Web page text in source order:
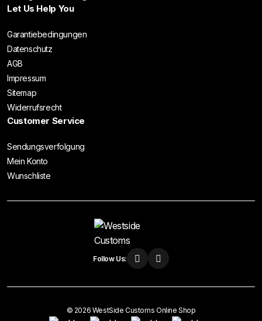
Let Us Help You
Garantiebedingungen
Datenschutz
AGB
Impressum
Sitemap
Widerrufsrecht
Customer Service
Sendungsverfolgung
Mein Konto
Wunschliste
Follow Us:
© 2026 WestSide Customs Online Shop